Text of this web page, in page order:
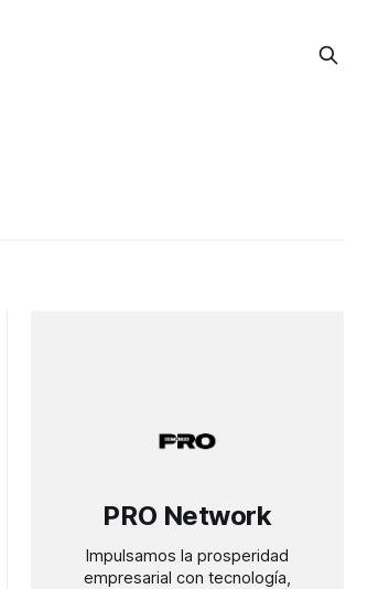
PRO Network
Impulsamos la prosperidad
empresarial con tecnología,